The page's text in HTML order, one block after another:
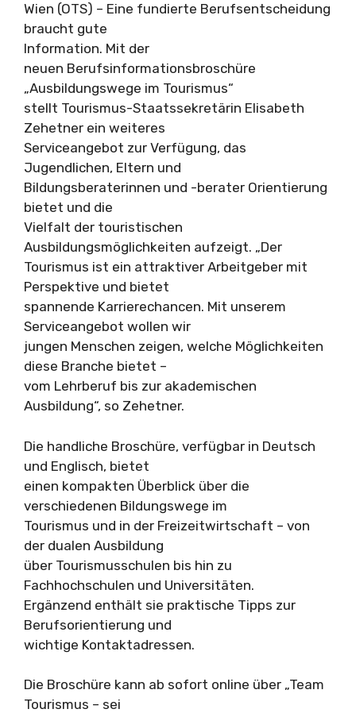
Wien (OTS) – Eine fundierte Berufsentscheidung
braucht gute
Information. Mit der
neuen Berufsinformationsbroschüre
„Ausbildungswege im Tourismus“
stellt Tourismus-Staatssekretärin Elisabeth
Zehetner ein weiteres
Serviceangebot zur Verfügung, das
Jugendlichen, Eltern und
Bildungsberaterinnen und -berater Orientierung
bietet und die
Vielfalt der touristischen
Ausbildungsmöglichkeiten aufzeigt. „Der
Tourismus ist ein attraktiver Arbeitgeber mit
Perspektive und bietet
spannende Karrierechancen. Mit unserem
Serviceangebot wollen wir
jungen Menschen zeigen, welche Möglichkeiten
diese Branche bietet –
vom Lehrberuf bis zur akademischen
Ausbildung“, so Zehetner.
Die handliche Broschüre, verfügbar in Deutsch
und Englisch, bietet
einen kompakten Überblick über die
verschiedenen Bildungswege im
Tourismus und in der Freizeitwirtschaft – von
der dualen Ausbildung
über Tourismusschulen bis hin zu
Fachhochschulen und Universitäten.
Ergänzend enthält sie praktische Tipps zur
Berufsorientierung und
wichtige Kontaktadressen.
Die Broschüre kann ab sofort online über „Team
Tourismus – sei